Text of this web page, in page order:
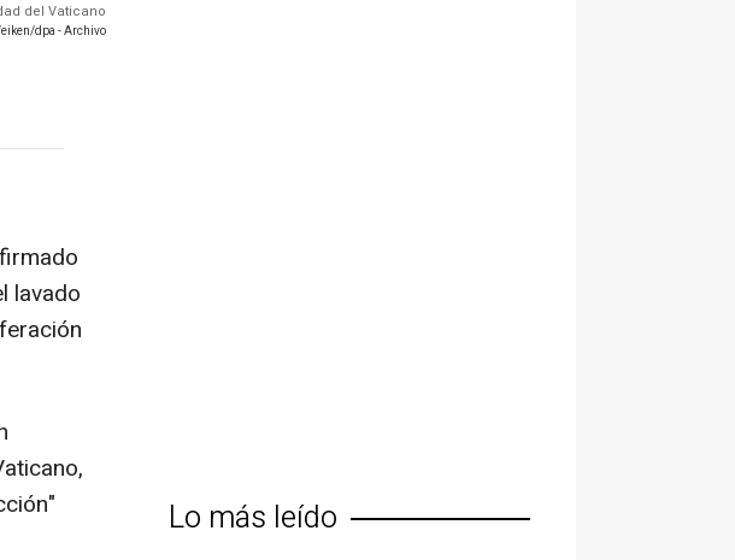
del Vaticano
dpa - Archivo
lavado
Lo más leído